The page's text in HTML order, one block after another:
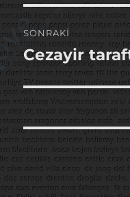
SONRAKI
Sonraki
yazı:
Cezayir